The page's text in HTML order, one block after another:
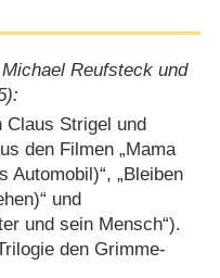
Reufsteck und
Strigel und
den Filmen „Mama
Automobil)“, „Bleiben
und
und sein Mensch“).
den Grimme-